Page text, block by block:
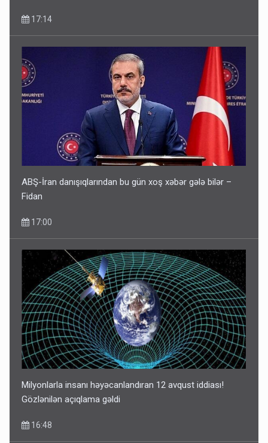
17:14
ABŞ-İran danışıqlarından bu gün xoş xəbər gələ bilər –
Fidan
17:00
Milyonlarla insanı həyəcanlandıran 12 avqust iddiası!
Gözlənilən açıqlama gəldi
16:48